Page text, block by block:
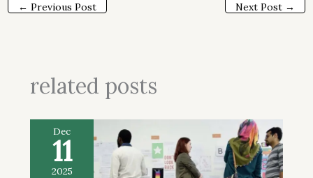
← Previous Post Next Post →
related posts
Dec
11
2025